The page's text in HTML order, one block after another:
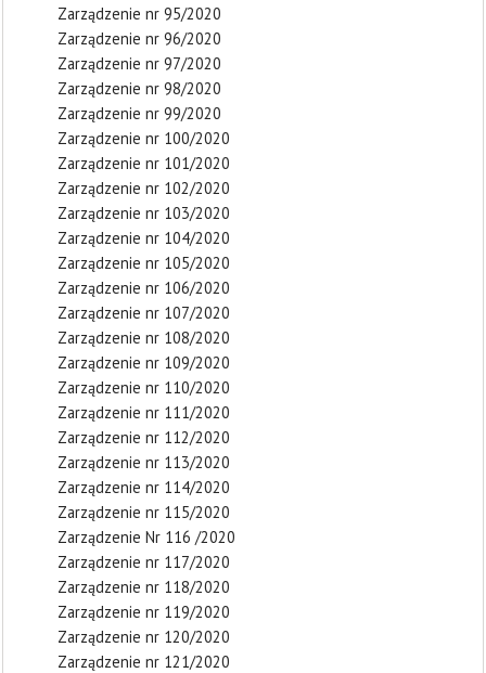
Zarządzenie nr 95/2020
Zarządzenie nr 96/2020
Zarządzenie nr 97/2020
Zarządzenie nr 98/2020
Zarządzenie nr 99/2020
Zarządzenie nr 100/2020
Zarządzenie nr 101/2020
Zarządzenie nr 102/2020
Zarządzenie nr 103/2020
Zarządzenie nr 104/2020
Zarządzenie nr 105/2020
Zarządzenie nr 106/2020
Zarządzenie nr 107/2020
Zarządzenie nr 108/2020
Zarządzenie nr 109/2020
Zarządzenie nr 110/2020
Zarządzenie nr 111/2020
Zarządzenie nr 112/2020
Zarządzenie nr 113/2020
Zarządzenie nr 114/2020
Zarządzenie nr 115/2020
Zarządzenie Nr 116 /2020
Zarządzenie nr 117/2020
Zarządzenie nr 118/2020
Zarządzenie nr 119/2020
Zarządzenie nr 120/2020
Zarządzenie nr 121/2020